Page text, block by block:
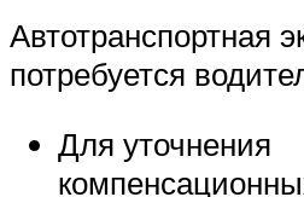
Автотранспортная
потребуется
Для уточнения